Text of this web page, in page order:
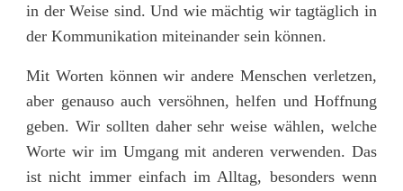
in der Weise sind. Und wie mächtig wir tagtäglich in
der Kommunikation miteinander sein können.
Mit Worten können wir andere Menschen verletzen,
aber genauso auch versöhnen, helfen und Hoffnung
geben. Wir sollten daher sehr weise wählen, welche
Worte wir im Umgang mit anderen verwenden. Das
ist nicht immer einfach im Alltag, besonders wenn